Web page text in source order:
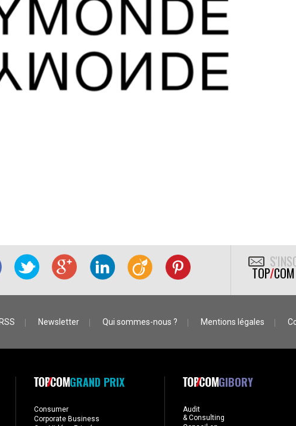
TOP/COM
Newsletter Qui sommes-nous ? Mentions légales
GRAND PRIX
Consumer
Corporate Business
GIBORY
Audit
& Consulting